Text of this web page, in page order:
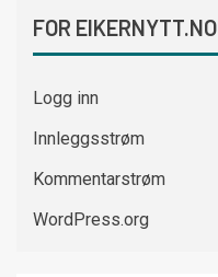
FOR EIKERNYTT.NO
Logg inn
Innleggsstrøm
Kommentarstrøm
WordPress.org